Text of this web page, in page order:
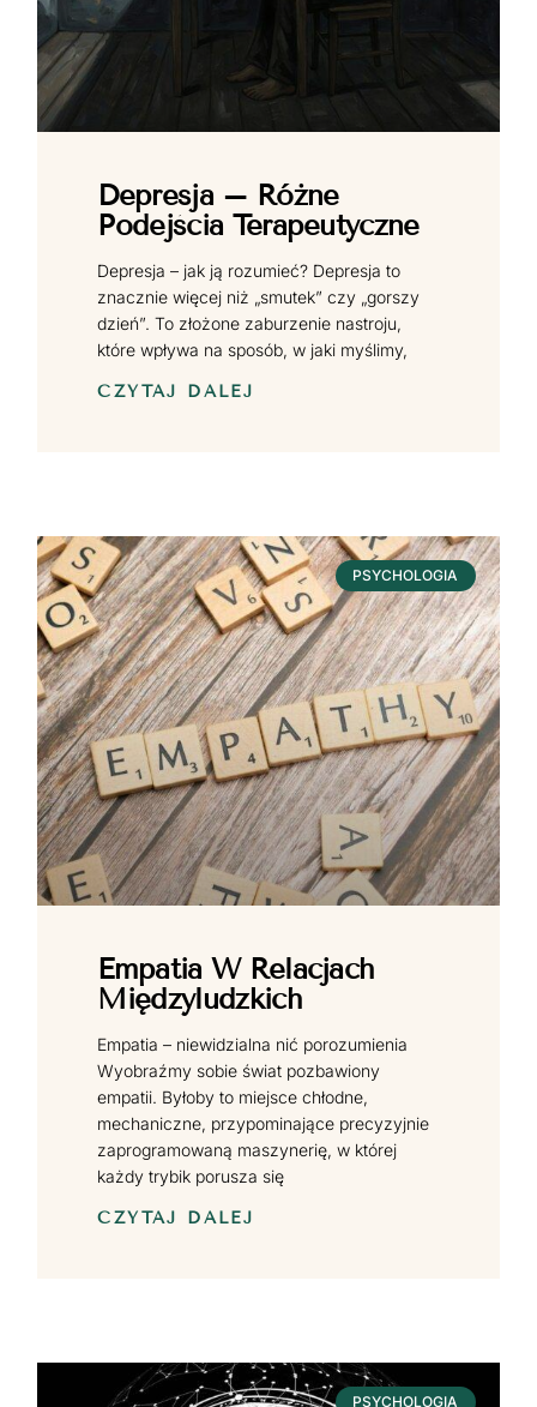
Depresja – Różne
Podejścia Terapeutyczne
Depresja – jak ją rozumieć? Depresja to
znacznie więcej niż „smutek” czy „gorszy
dzień”. To złożone zaburzenie nastroju,
które wpływa na sposób, w jaki myślimy,
CZYTAJ DALEJ
PSYCHOLOGIA
Empatia W Relacjach
Międzyludzkich
Empatia – niewidzialna nić porozumienia
Wyobraźmy sobie świat pozbawiony
empatii. Byłoby to miejsce chłodne,
mechaniczne, przypominające precyzyjnie
zaprogramowaną maszynerię, w której
każdy trybik porusza się
CZYTAJ DALEJ
PSYCHOLOGIA